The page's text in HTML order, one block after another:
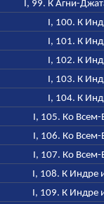
I, 99. К Агни-
I, 100. К
I, 101. К
I, 102. К
I, 103. К
I, 104. К
I, 105. Ко Всем-
I, 106. Ко Всем-
I, 107. Ко Всем-
I, 108. К Индре
I, 109. К Индре